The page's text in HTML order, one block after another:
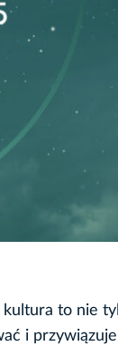
to nie
i